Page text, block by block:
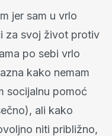
jer sam u vrlo
za svoj život protiv
po sebi vrlo
kako nemam
socijalnu pomoć
ali kako
niti približno,